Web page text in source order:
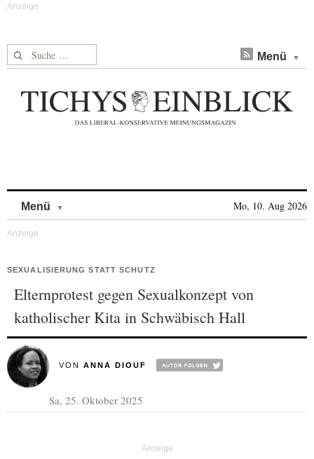
Suche nach: Menü
Menü Mo, 10. Aug 2026
SEXUALISIERUNG STATT SCHUTZ
Elternprotest gegen Sexualkonzept von
katholischer Kita in Schwäbisch Hall
VON ANNA DIOUF
Sa, 25. Oktober 2025